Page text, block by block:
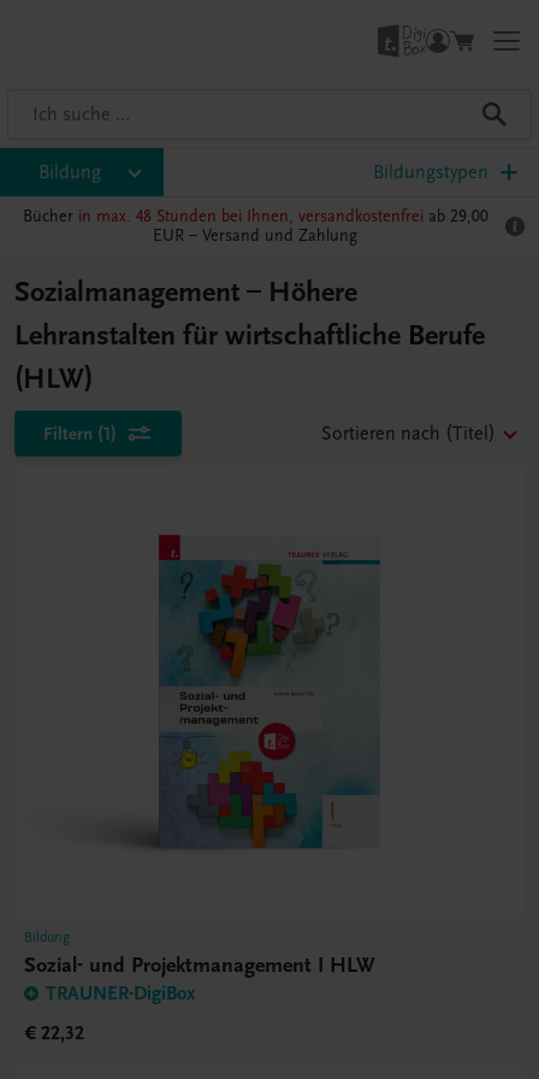
Bildung Bildungstypen
Bücher in max. 48 Stunden bei Ihnen, versandkostenfrei ab 29,00
EUR – Versand und Zahlung
Sozialmanagement – Höhere
Lehranstalten für wirtschaftliche Berufe
(HLW)
Filtern (1) Sortieren nach (Titel)
Bildung
Sozial- und Projektmanagement I HLW
TRAUNER-DigiBox
€ 22,32